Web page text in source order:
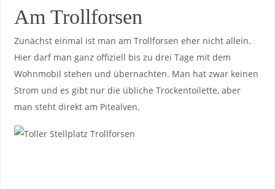
Am Trollforsen
Zunächst einmal ist man am Trollforsen eher nicht allein.
Hier darf man ganz offiziell bis zu drei Tage mit dem
Wohnmobil stehen und übernachten. Man hat zwar keinen
Strom und es gibt nur die übliche Trockentoilette, aber
man steht direkt am Piteälven.